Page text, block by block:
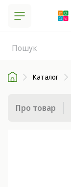
Каталог
Про товар